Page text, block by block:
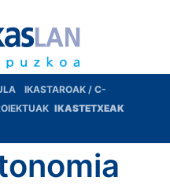
IKASTAROAK / C-
IKASTETXEAK